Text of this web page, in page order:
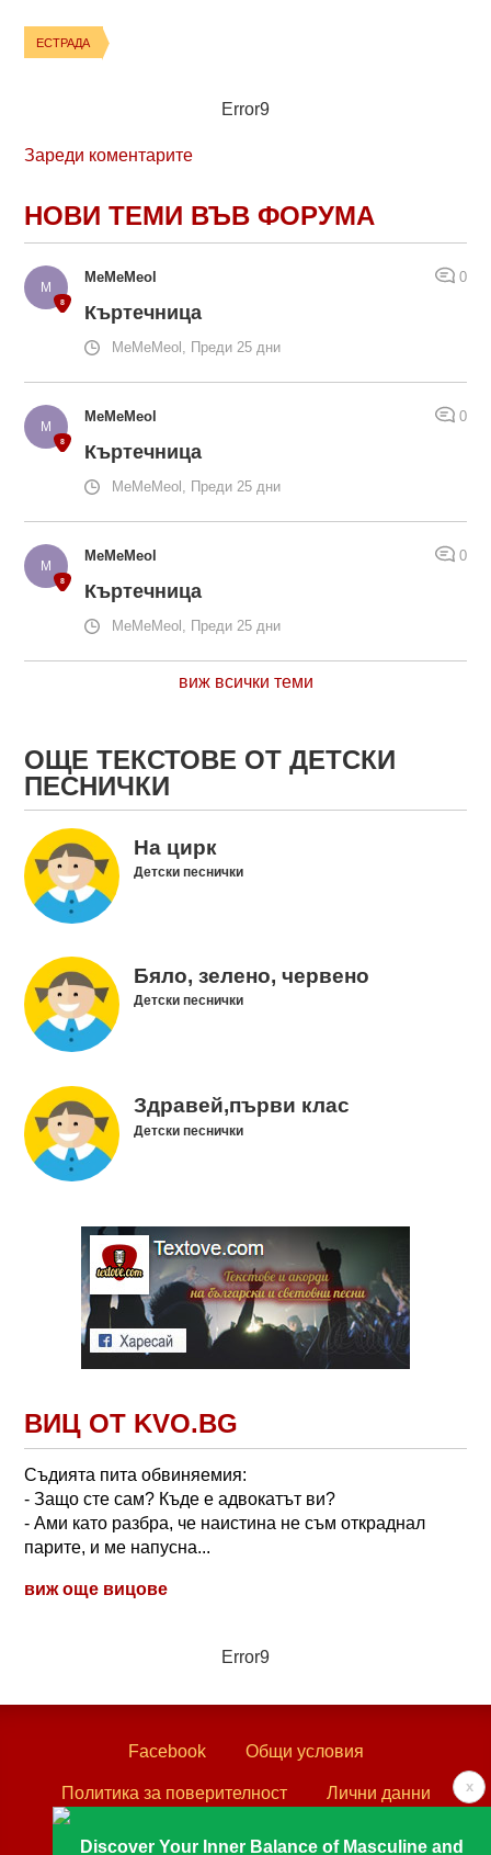
ЕСТРАДА
Error9
Зареди коментарите
НОВИ ТЕМИ ВЪВ ФОРУМА
MeMeMeol 0
Къртечница
MeMeMeol, Преди 25 дни
MeMeMeol 0
Къртечница
MeMeMeol, Преди 25 дни
MeMeMeol 0
Къртечница
MeMeMeol, Преди 25 дни
виж всички теми
ОЩЕ ТЕКСТОВЕ ОТ ДЕТСКИ
ПЕСНИЧКИ
На цирк
Детски песнички
Бяло, зелено, червено
Детски песнички
Здравей,първи клас
Детски песнички
ВИЦ ОТ KVO.BG
Съдията пита обвиняемия:
- Защо сте сам? Къде е адвокатът ви?
- Ами като разбра, че наистина не съм откраднал
парите, и ме напусна...
виж още вицове
Error9
x
Discover Your Inner Balance of Masculine and
Facebook Общи условия
Политика за поверителност Лични данни